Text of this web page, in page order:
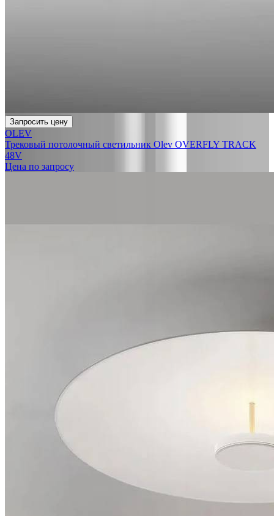
Запросить цену
OLEV
Трековый потолочный светильник Olev OVERFLY TRACK
48V
Цена по запросу